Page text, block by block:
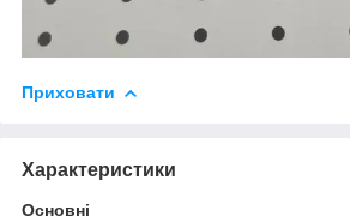
Приховати
Характеристики
Основні